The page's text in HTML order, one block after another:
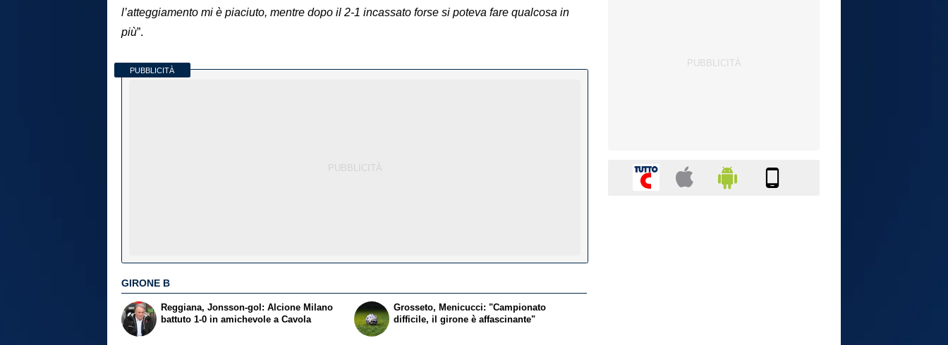
l’atteggiamento mi è piaciuto, mentre dopo il 2-1 incassato forse si poteva fare qualcosa in
più”.
PUBBLICITÀ
GIRONE B
Reggiana, Jonsson-gol: Alcione Milano
battuto 1-0 in amichevole a Cavola
Grosseto, Menicucci: "Campionato
difficile, il girone è affascinante"